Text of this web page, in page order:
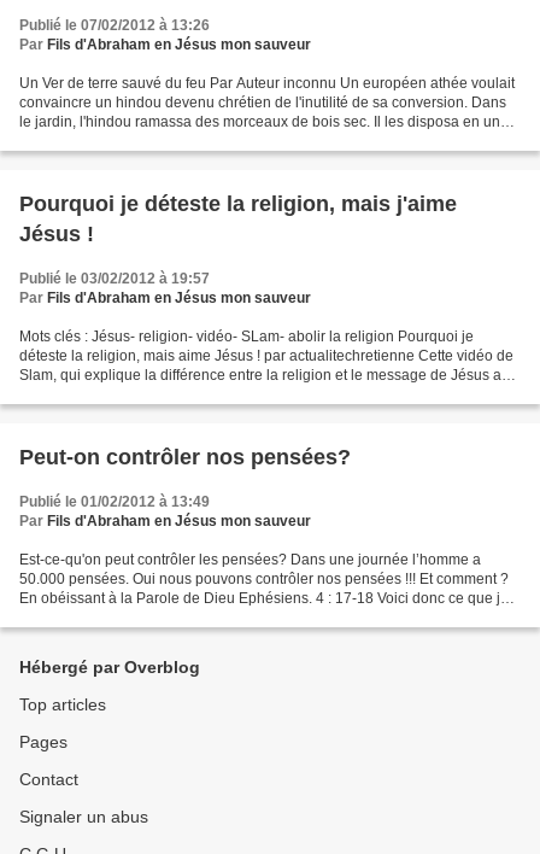
Publié le 07/02/2012 à 13:26
Par Fils d'Abraham en Jésus mon sauveur
Un Ver de terre sauvé du feu Par Auteur inconnu Un européen athée voulait
convaincre un hindou devenu chrétien de l'inutilité de sa conversion. Dans
le jardin, l'hindou ramassa des morceaux de bois sec. Il les disposa en un
Pourquoi je déteste la religion, mais j'aime
Jésus !
Publié le 03/02/2012 à 19:57
Par Fils d'Abraham en Jésus mon sauveur
Mots clés : Jésus- religion- vidéo- SLam- abolir la religion Pourquoi je
déteste la religion, mais aime Jésus ! par actualitechretienne Cette vidéo de
Slam, qui explique la différence entre la religion et le message de Jésus a
Peut-on contrôler nos pensées?
Publié le 01/02/2012 à 13:49
Par Fils d'Abraham en Jésus mon sauveur
Est-ce-qu'on peut contrôler les pensées? Dans une journée l’homme a
50.000 pensées. Oui nous pouvons contrôler nos pensées !!! Et comment ?
En obéissant à la Parole de Dieu Ephésiens. 4 : 17-18 Voici donc ce que je
Hébergé par Overblog
Top articles
Pages
Contact
Signaler un abus